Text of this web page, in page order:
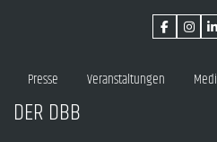
Presse Veranstaltungen
DER DBB